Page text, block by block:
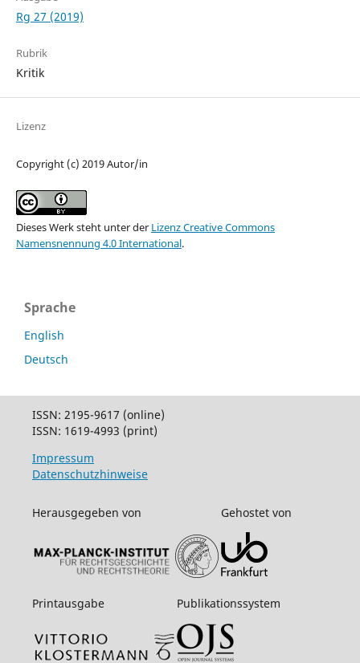
Rg 27 (2019)
Rubrik
Kritik
Lizenz
Copyright (c) 2019 Autor/in
Dieses Werk steht unter der Lizenz Creative Commons
Namensnennung 4.0 International.
Sprache
English
Deutsch
ISSN: 2195-9617 (online)
ISSN: 1619-4993 (print)
Impressum
Datenschutzhinweise
Herausgegeben von Gehostet von
Printausgabe Publikationssystem